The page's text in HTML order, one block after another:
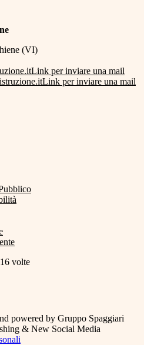
(VI)
Link per inviare una mail
Link per inviare una mail
volte
powered by Gruppo Spaggiari
& New Social Media